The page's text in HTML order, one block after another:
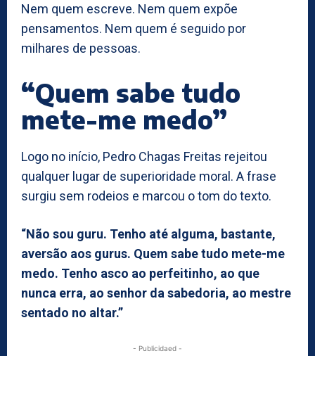
Nem quem escreve. Nem quem expõe
pensamentos. Nem quem é seguido por
milhares de pessoas.
“Quem sabe tudo
mete-me medo”
Logo no início, Pedro Chagas Freitas rejeitou
qualquer lugar de superioridade moral. A frase
surgiu sem rodeios e marcou o tom do texto.
“Não sou guru. Tenho até alguma, bastante,
aversão aos gurus. Quem sabe tudo mete-me
medo. Tenho asco ao perfeitinho, ao que
nunca erra, ao senhor da sabedoria, ao mestre
sentado no altar.”
- Publicidaed -